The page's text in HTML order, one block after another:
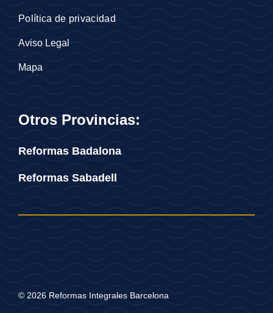
Política de privacidad
Aviso Legal
Mapa
Otros Provincias:
Reformas Badalona
Reformas Sabadell
© 2026 Reformas Integrales Barcelona